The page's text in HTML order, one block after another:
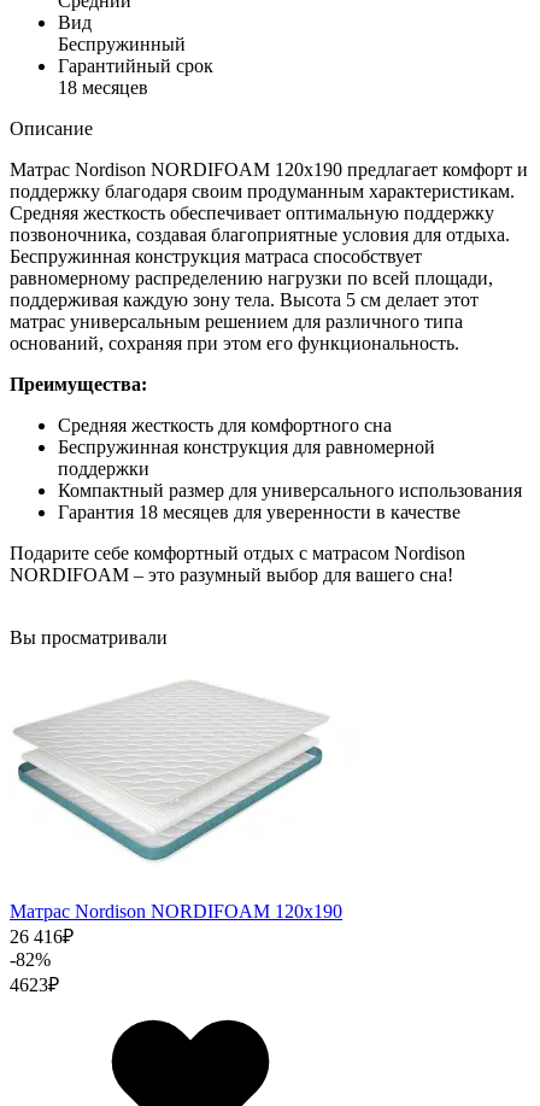
Вид
Беспружинный
Гарантийный срок
18 месяцев
Описание
Матрас Nordison NORDIFOAM 120x190 предлагает комфорт и
поддержку благодаря своим продуманным характеристикам.
Средняя жесткость обеспечивает оптимальную поддержку
позвоночника, создавая благоприятные условия для отдыха.
Беспружинная конструкция матраса способствует
равномерному распределению нагрузки по всей площади,
поддерживая каждую зону тела. Высота 5 см делает этот
матрас универсальным решением для различного типа
оснований, сохраняя при этом его функциональность.
Преимущества:
Средняя жесткость для комфортного сна
Беспружинная конструкция для равномерной
поддержки
Компактный размер для универсального использования
Гарантия 18 месяцев для уверенности в качестве
Подарите себе комфортный отдых с матрасом Nordison
NORDIFOAM – это разумный выбор для вашего сна!
Вы просматривали
Матрас Nordison NORDIFOAM 120х190
26 416₽
-82%
4623₽